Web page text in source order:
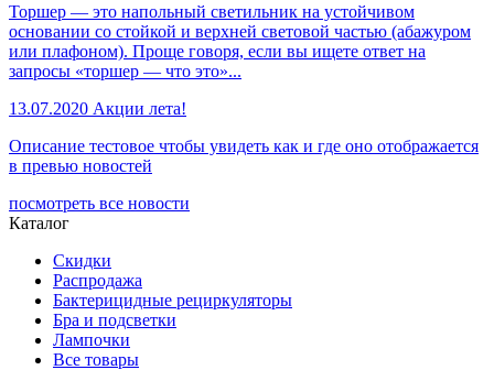
Торшер — это напольный светильник на устойчивом
основании со стойкой и верхней световой частью (абажуром
или плафоном). Проще говоря, если вы ищете ответ на
запросы «торшер — что это»...
13.07.2020 Акции лета!
Описание тестовое чтобы увидеть как и где оно отображается
в превью новостей
посмотреть все новости
Каталог
Скидки
Распродажа
Бактерицидные рециркуляторы
Бра и подсветки
Лампочки
Все товары